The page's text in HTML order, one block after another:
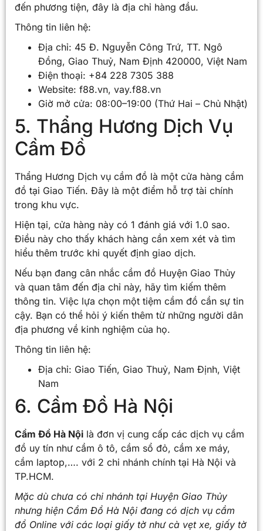
đến phương tiện, đây là địa chỉ hàng đầu.
Thông tin liên hệ:
Địa chỉ: 45 Đ. Nguyễn Công Trứ, TT. Ngô
Đồng, Giao Thuỷ, Nam Định 420000, Việt Nam
Điện thoại: +84 228 7305 388
Website: f88.vn, vay.f88.vn
Giờ mở cửa: 08:00–19:00 (Thứ Hai – Chủ Nhật)
5. Thẩng Hương Dịch Vụ
Cầm Đồ
Thẩng Hương Dịch vụ cầm đồ là một cửa hàng cầm
đồ tại Giao Tiến. Đây là một điểm hỗ trợ tài chính
trong khu vực.
Hiện tại, cửa hàng này có 1 đánh giá với 1.0 sao.
Điều này cho thấy khách hàng cần xem xét và tìm
hiểu thêm trước khi quyết định giao dịch.
Nếu bạn đang cân nhắc cầm đồ Huyện Giao Thủy
và quan tâm đến địa chỉ này, hãy tìm kiếm thêm
thông tin. Việc lựa chọn một tiệm cầm đồ cần sự tin
cậy. Bạn có thể hỏi ý kiến thêm từ những người dân
địa phương về kinh nghiệm của họ.
Thông tin liên hệ:
Địa chỉ: Giao Tiến, Giao Thuỷ, Nam Định, Việt
Nam
6. Cầm Đồ Hà Nội
Cầm Đồ Hà Nội là đơn vị cung cấp các dịch vụ cầm
đồ uy tín như cầm ô tô, cầm sổ đỏ, cầm xe máy,
cầm laptop,…. với 2 chi nhánh chính tại Hà Nội và
TP.HCM.
Mặc dù chưa có chi nhánh tại Huyện Giao Thủy
nhưng hiện Cầm Đồ Hà Nội đang có dịch vụ cầm
đồ Online với các loại giấy tờ như cà vẹt xe, giấy tờ